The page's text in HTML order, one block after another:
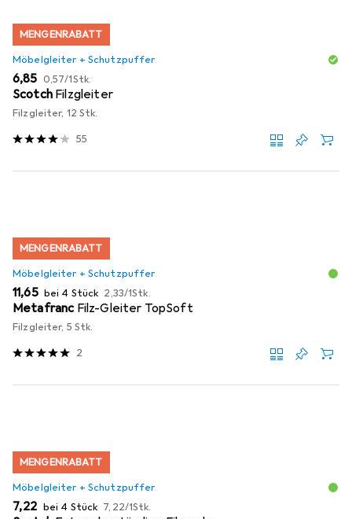
MENGENRABATT
Möbelgleiter + Schutzpuffer
EUR
6,85 EUR
0,57/1Stk.
Scotch Filzgleiter
Filzgleiter, 12 Stk.
55
MENGENRABATT
Möbelgleiter + Schutzpuffer
EUR
11,65 bei 4 Stück EUR
2,33/1Stk.
Metafranc Filz-Gleiter TopSoft
Filzgleiter, 5 Stk.
2
MENGENRABATT
Möbelgleiter + Schutzpuffer
EUR
7,22 bei 4 Stück EUR
7,22/1Stk.